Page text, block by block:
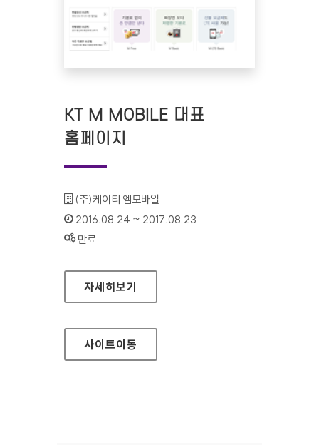
KT M MOBILE 대표
홈페이지
기관명 :
(주)케이티 엠모바일
인증기간 :
2016.08.24 ~ 2017.08.23
상태 :
만료
KT M MOBILE 대표 홈페이지
자세히보기
사이트이동